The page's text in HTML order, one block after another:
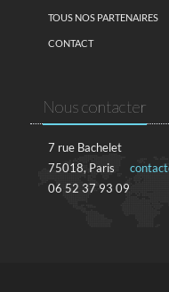
TOUS NOS PARTENAIRES
CONTACT
Nous contacter
7 rue Bachelet
75018, Paris
06 52 37 93 09